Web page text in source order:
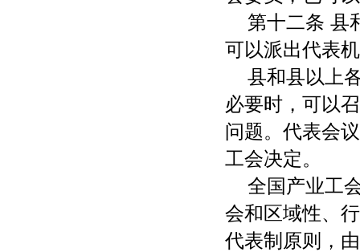
第十二条 县
可以派出代表
县和县以上
必要时，可以
问题。代表会
工会决定。
全国产业工
会和区域性、
代表制原则，